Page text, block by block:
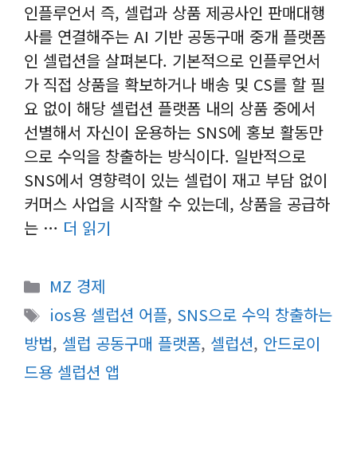
인플루언서 즉, 셀럽과 상품 제공사인 판매대행
사를 연결해주는 AI 기반 공동구매 중개 플랫폼
인 셀럽션을 살펴본다. 기본적으로 인플루언서
가 직접 상품을 확보하거나 배송 및 CS를 할 필
요 없이 해당 셀럽션 플랫폼 내의 상품 중에서
선별해서 자신이 운용하는 SNS에 홍보 활동만
으로 수익을 창출하는 방식이다. 일반적으로
SNS에서 영향력이 있는 셀럽이 재고 부담 없이
커머스 사업을 시작할 수 있는데, 상품을 공급하
는 … 더 읽기
카
테
고
리
MZ 경제
태
그
ios용 셀럽션 어플, SNS으로 수익 창출하는
방법, 셀럽 공동구매 플랫폼, 셀럽션, 안드로이
드용 셀럽션 앱